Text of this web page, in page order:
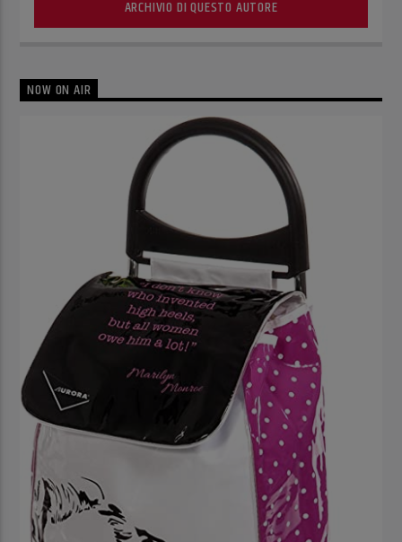
ARCHIVIO DI QUESTO AUTORE
NOW ON AIR